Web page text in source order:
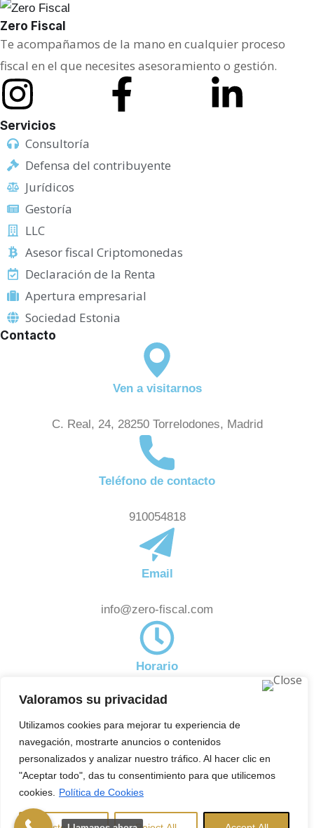
Valoramos su privacidad
Utilizamos cookies para mejorar tu experiencia de
navegación, mostrarte anuncios o contenidos
personalizados y analizar nuestro tráfico. Al hacer clic en
"Aceptar todo", das tu consentimiento para que utilicemos
cookies.
Política de Cookies
m
p
e
s
a
Zero Fiscal
Te acompañamos de la mano en cualquier proceso
fiscal en el que necesites asesoramiento o gestión.
Servicios
Consultoría
Defensa del contribuyente
Jurídicos
Gestoría
LLC
Asesor fiscal Criptomonedas
Declaración de la Renta
Apertura empresarial
Sociedad Estonia
Contacto
Ven a visitarnos
C. Real, 24, 28250 Torrelodones, Madrid
Teléfono de contacto
910054818
Email
info@zero-fiscal.com
Horario
De 8:00am a 18:00pm
Noticias
Subscríbete a nuestra newsletter y estate al día de
aquellas novedades en el ámbito fiscal que pueden
afectarte.